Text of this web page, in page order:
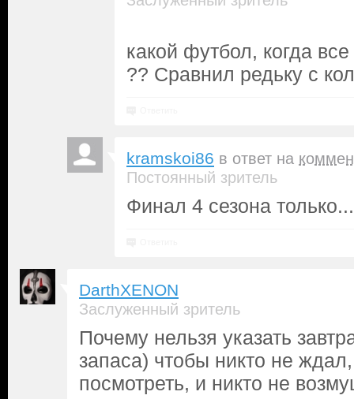
какой футбол, когда
?? Сравнил редьку с
kramskoi86 в ответ на
Постоянный зритель
Финал 4 сезона
DarthXENON
Заслуженный зритель
Почему нельзя указать
запаса) чтобы никто не ждал,
посмотреть, и никто не